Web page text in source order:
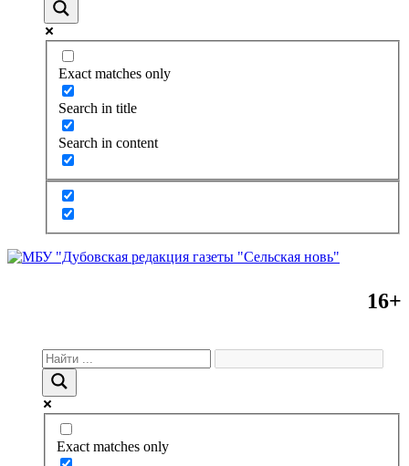
Exact matches only
Search in title
Search in content
16+
Exact matches only